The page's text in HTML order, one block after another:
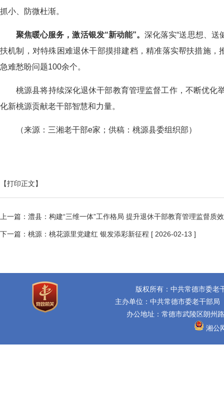
抓小、防微杜渐。
聚焦暖心服务 ，激活银发“新动能”。深化落实“送思想、送
扶机制，对特殊困难退休干部摸排建档，精准落实帮扶措施，
急难愁盼问题100余个。
桃源县将持续深化退休干部教育管理监督工作，不断优化
化新桃源贡献老干部智慧和力量。
（来源：三湘老干部e家；供稿：桃源县委组织部）
【打印正文】
上一篇： 澧县：构建“三维一体”工作格局 提升退休干部教育管理监督质效
下一篇： 桃源：桃花源里党建红 银发添彩新征程 [ 2026-02-13 ]
版权所有：中共常德市委老
主办单位：中共常德市委老干部
办公地址：常德市武陵区朗
湘公